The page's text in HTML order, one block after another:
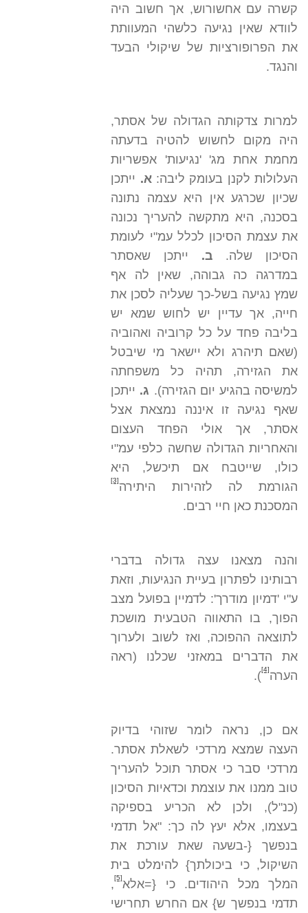
קשרה עם אחשורוש, אך חשוב היה
לוודא שאין נגיעה כלשהי המעוותת
את הפרופורציות של שיקולי הבעד
והנגד.
למרות צדקותה הגדולה של אסתר,
היה מקום לחשוש להטיה בדעתה
מחמת אחת מג' 'נגיעות' אפשריות
העלולות לקנן בעומק ליבה:א. ייתכן
שכיון שכרגע אין היא עצמה נתונה
בסכנה, היא מתקשה להעריך נכונה
את עצמת הסיכון לכלל עמ"י לעומת
הסיכון שלה. ב. ייתכן שאסתר
במדרגה כה גבוהה, שאין לה אף
שמץ נגיעה בשל-כך שעליה לסכן את
חייה, אך עדיין יש לחוש שמא יש
בליבה פחד על כל קרוביה ואהוביה
(שאם תיהרג ולא יישאר מי שיבטל
את הגזירה, תהיה כל משפחתה
למשיסה בהגיע יום הגזירה). ג. ייתכן
שאף נגיעה זו איננה נמצאת אצל
אסתר, אך אולי הפחד העצום
והאחריות הגדולה שחשה כלפי עמ"י
כולו, שייטבח אם תיכשל, היא
הגורמת לה לזהירות היתירה[3]
המסכנת כאן חיי רבים.
והנה מצאנו עצה גדולה בדברי
רבותינו לפתרון בעיית הנגיעות, וזאת
ע"י 'דמיון מודרך': לדמיין בפועל מצב
הפוך, בו התאווה הטבעית מושכת
לתוצאה ההפוכה, ואז לשוב ולערוך
את הדברים במאזני שכלנו (ראה
הערה[4]
).
אם כן, נראה לומר שזוהי בדיוק
העצה שמצא מרדכי לשאלת אסתר.
מרדכי סבר כי אסתר תוכל להעריך
טוב ממנו את עוצמת וכדאיות הסיכון
(כנ"ל), ולכן לא הכריע בספיקה
בעצמו, אלא יעץ לה כך: "אל תדמי
בנפשך {-בשעה שאת עורכת את
השיקול, כי ביכולתך} להימלט בית
המלך מכל היהודים. כי {=אלא[5]
,
תדמי בנפשך ש} אם החרש תחרישי